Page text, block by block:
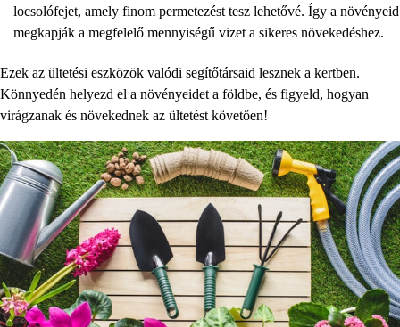
locsolófejet, amely finom permetezést tesz lehetővé. Így a növényeid
megkapják a megfelelő mennyiségű vizet a sikeres növekedéshez.
Ezek az ültetési eszközök valódi segítőtársaid lesznek a kertben.
Könnyedén helyezd el a növényeidet a földbe, és figyeld, hogyan
virágzanak és növekednek az ültetést követően!